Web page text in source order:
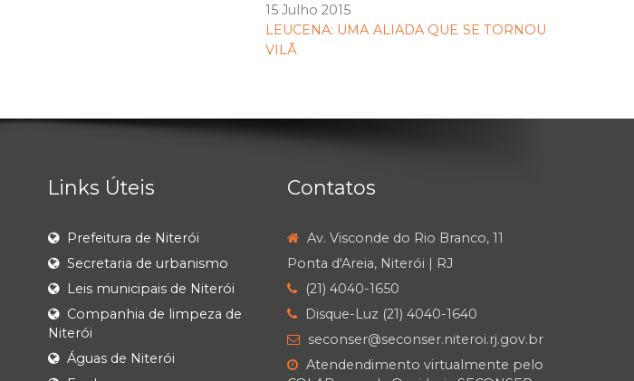
15 Julho 2015
LEUCENA: UMA ALIADA QUE SE TORNOU
VILÃ
Links Úteis
Prefeitura de Niterói
Secretaria de urbanismo
Leis municipais de Niterói
Companhia de limpeza de
Niterói
Águas de Niterói
Contatos
Av. Visconde do Rio Branco, 11
Ponta d'Areia, Niterói | RJ
(21) 4040-1650
Disque-Luz (21) 4040-1640
seconser@seconser.niteroi.rj.gov.br
Atendendimento virtualmente pelo